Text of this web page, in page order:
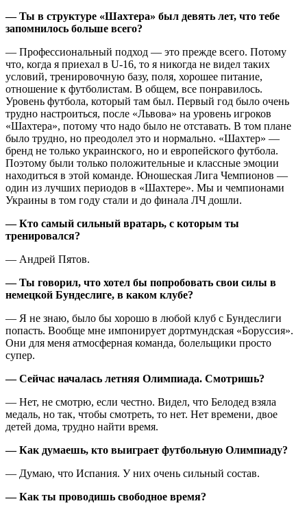
— Ты в структуре «Шахтера» был девять лет, что тебе
запомнилось больше всего?
— Профессиональный подход — это прежде всего. Потому
что, когда я приехал в U-16, то я никогда не видел таких
условий, тренировочную базу, поля, хорошее питание,
отношение к футболистам. В общем, все понравилось.
Уровень футбола, который там был. Первый год было очень
трудно настроиться, после «Львова» на уровень игроков
«Шахтера», потому что надо было не отставать. В том плане
было трудно, но преодолел это и нормально. «Шахтер» —
бренд не только украинского, но и европейского футбола.
Поэтому были только положительные и классные эмоции
находиться в этой команде. Юношеская Лига Чемпионов —
один из лучших периодов в «Шахтере». Мы и чемпионами
Украины в том году стали и до финала ЛЧ дошли.
— Кто самый сильный вратарь, с которым ты
тренировался?
— Андрей Пятов.
— Ты говорил, что хотел бы попробовать свои силы в
немецкой Бундеслиге, в каком клубе?
— Я не знаю, было бы хорошо в любой клуб с Бундеслиги
попасть. Вообще мне импонирует дортмундская «Боруссия».
Они для меня атмосферная команда, болельщики просто
супер.
— Сейчас началась летняя Олимпиада. Смотришь?
— Нет, не смотрю, если честно. Видел, что Белодед взяла
медаль, но так, чтобы смотреть, то нет. Нет времени, двое
детей дома, трудно найти время.
— Как думаешь, кто выиграет футбольную Олимпиаду?
— Думаю, что Испания. У них очень сильный состав.
— Как ты проводишь свободное время?